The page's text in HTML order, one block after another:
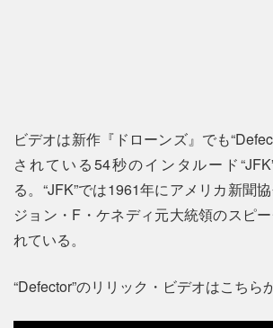
ビデオは新作『ドローンズ』でも
されている54秒のインタルード
る。“JFK”では1961年にアメリカ新聞
ジョン・F・ケネディ元大統領のスピ
れている。
“Defector”のリリック・ビデオはこちら